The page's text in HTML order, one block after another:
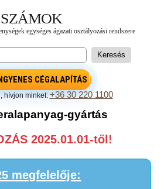
CÉGALAPÍTÁS
hívjon minket:+36 30 220 1100
gyártás
2025.01.01-től!
megfelelője: